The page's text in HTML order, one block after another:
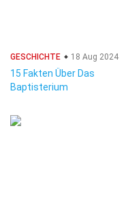
GESCHICHTE 18 Aug 2024
15 Fakten Über Das
Baptisterium